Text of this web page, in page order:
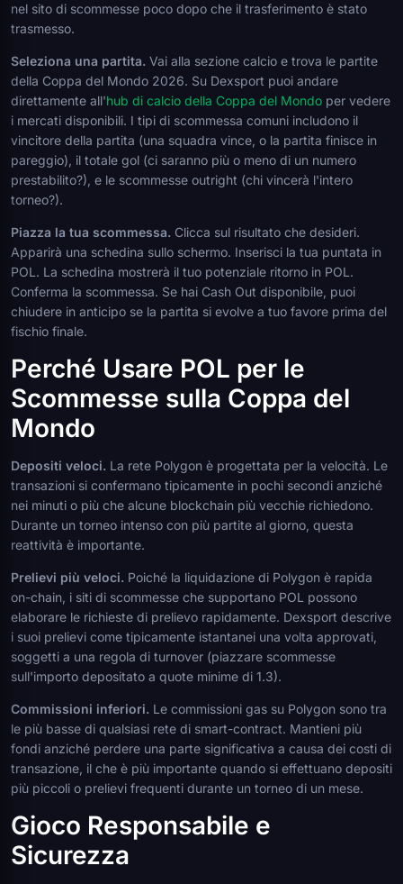
nel sito di scommesse poco dopo che il trasferimento è stato
trasmesso.
Seleziona una partita. Vai alla sezione calcio e trova le partite
della Coppa del Mondo 2026. Su Dexsport puoi andare
direttamente all'hub di calcio della Coppa del Mondo per vedere
i mercati disponibili. I tipi di scommessa comuni includono il
vincitore della partita (una squadra vince, o la partita finisce in
pareggio), il totale gol (ci saranno più o meno di un numero
prestabilito?), e le scommesse outright (chi vincerà l'intero
torneo?).
Piazza la tua scommessa. Clicca sul risultato che desideri.
Apparirà una schedina sullo schermo. Inserisci la tua puntata in
POL. La schedina mostrerà il tuo potenziale ritorno in POL.
Conferma la scommessa. Se hai Cash Out disponibile, puoi
chiudere in anticipo se la partita si evolve a tuo favore prima del
fischio finale.
Perché Usare POL per le
Scommesse sulla Coppa del
Mondo
Depositi veloci. La rete Polygon è progettata per la velocità. Le
transazioni si confermano tipicamente in pochi secondi anziché
nei minuti o più che alcune blockchain più vecchie richiedono.
Durante un torneo intenso con più partite al giorno, questa
reattività è importante.
Prelievi più veloci. Poiché la liquidazione di Polygon è rapida
on-chain, i siti di scommesse che supportano POL possono
elaborare le richieste di prelievo rapidamente. Dexsport descrive
i suoi prelievi come tipicamente istantanei una volta approvati,
soggetti a una regola di turnover (piazzare scommesse
sull'importo depositato a quote minime di 1.3).
Commissioni inferiori. Le commissioni gas su Polygon sono tra
le più basse di qualsiasi rete di smart-contract. Mantieni più
fondi anziché perdere una parte significativa a causa dei costi di
transazione, il che è più importante quando si effettuano depositi
più piccoli o prelievi frequenti durante un torneo di un mese.
Gioco Responsabile e
Sicurezza